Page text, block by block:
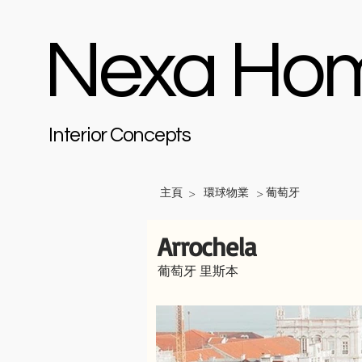
Nexa
Interior Concepts
主頁 > 環球物業 >葡萄牙
Arrochela
葡萄牙 里斯本